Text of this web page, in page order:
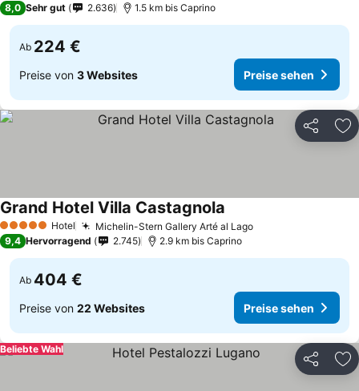
8,0 Sehr gut 2.636 1.5 km bis Caprino
Ab 224 €
Preise von 3 Websites Preise sehen
Teilen
5 Sterne Hotel Michelin-Stern Gallery Arté al Lago
Grand Hotel Villa Castagnola
9,4 Hervorragend 2.745 2.9 km bis Caprino
Ab 404 €
Preise von 22 Websites Preise sehen
Teilen
Beliebte Wahl